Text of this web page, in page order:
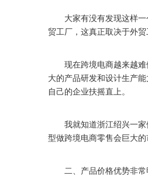
大家有没有发现这样一
贸工厂，这真正取决于外
现在跨境电商越来越难
大的产品研发和设计生产
自己的企业扶摇直上。
我就知道浙江绍兴一家
型做跨境电商零售会巨大的
二、产品价格优势非常